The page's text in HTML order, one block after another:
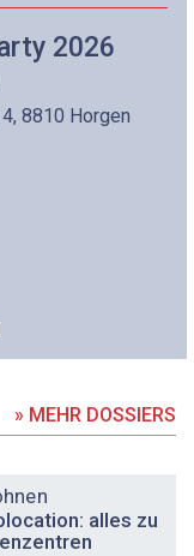
2026
8810 Horgen
» MEHR DOSSIERS
alles zu